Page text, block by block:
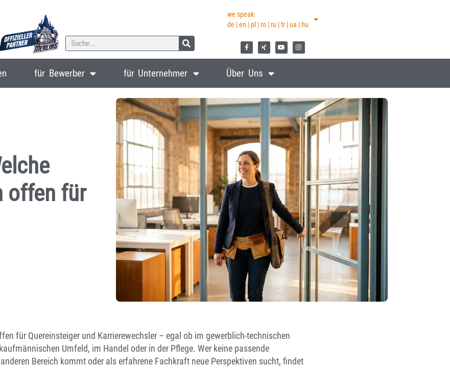
we speak:
de | en | pl | ro | ru | tr | ua | hu
für Bewerber für Unternehmer Über Uns
offen für
für Quereinsteiger und Karrierewechsler – egal ob im gewerblich-technischen
Umfeld, im Handel oder in der Pflege. Wer keine passende
Bereich kommt oder als erfahrene Fachkraft neue Perspektiven sucht, findet